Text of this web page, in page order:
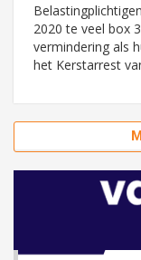
2020 te veel box
vermindering als
het Kerstarrest
22 september 2026
27 augustus 2026